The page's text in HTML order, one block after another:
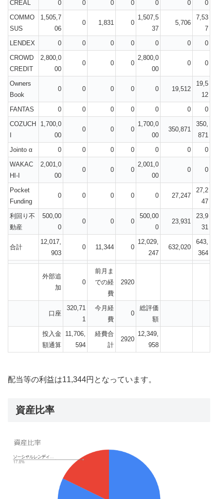
CREAL
0 0 0 0 0 0
0
COMMO
SUS
1,505,7
06
0 1,831 0
1,507,5
37
5,706
7,53
7
LENDEX
0 0 0 0 0 0
0
CROWD
CREDIT
2,800,0
00
0 0 0
2,800,0
00
0 0
Owners
Book
0 0 0 0 0 19,512
19,5
12
FANTAS
0 0 0 0 0 0
0
COZUCH
1,700,0
00
0 0 0
1,700,0
00
350,871
350,
871
Jointo α
0 0 0 0 0 0
0
WAKAC
HI-I
2,001,0
00
0 0 0
2,001,0
00
0 0
Pocket
Funding
0 0 0 0 0 27,247
27,2
47
利回り不
動産
500,00
0
0 0 0
500,00
0
23,931
23,9
31
合計
12,017,
903
0 11,344 0
12,029,
247
632,020
643,
364
外部追
加
0
前月ま
での経
費
2920
口座
320,71
1
今月経
費
0
総評価
額
投入金
額通算
11,706,
594
経費合
計
2920
12,349,
958
配当等の利益は11,344円となっています。
資産比率